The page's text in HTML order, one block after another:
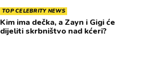
TOP CELEBRITY NEWS
Kim ima dečka, a Zayn i Gigi će
dijeliti skrbništvo nad kćeri?